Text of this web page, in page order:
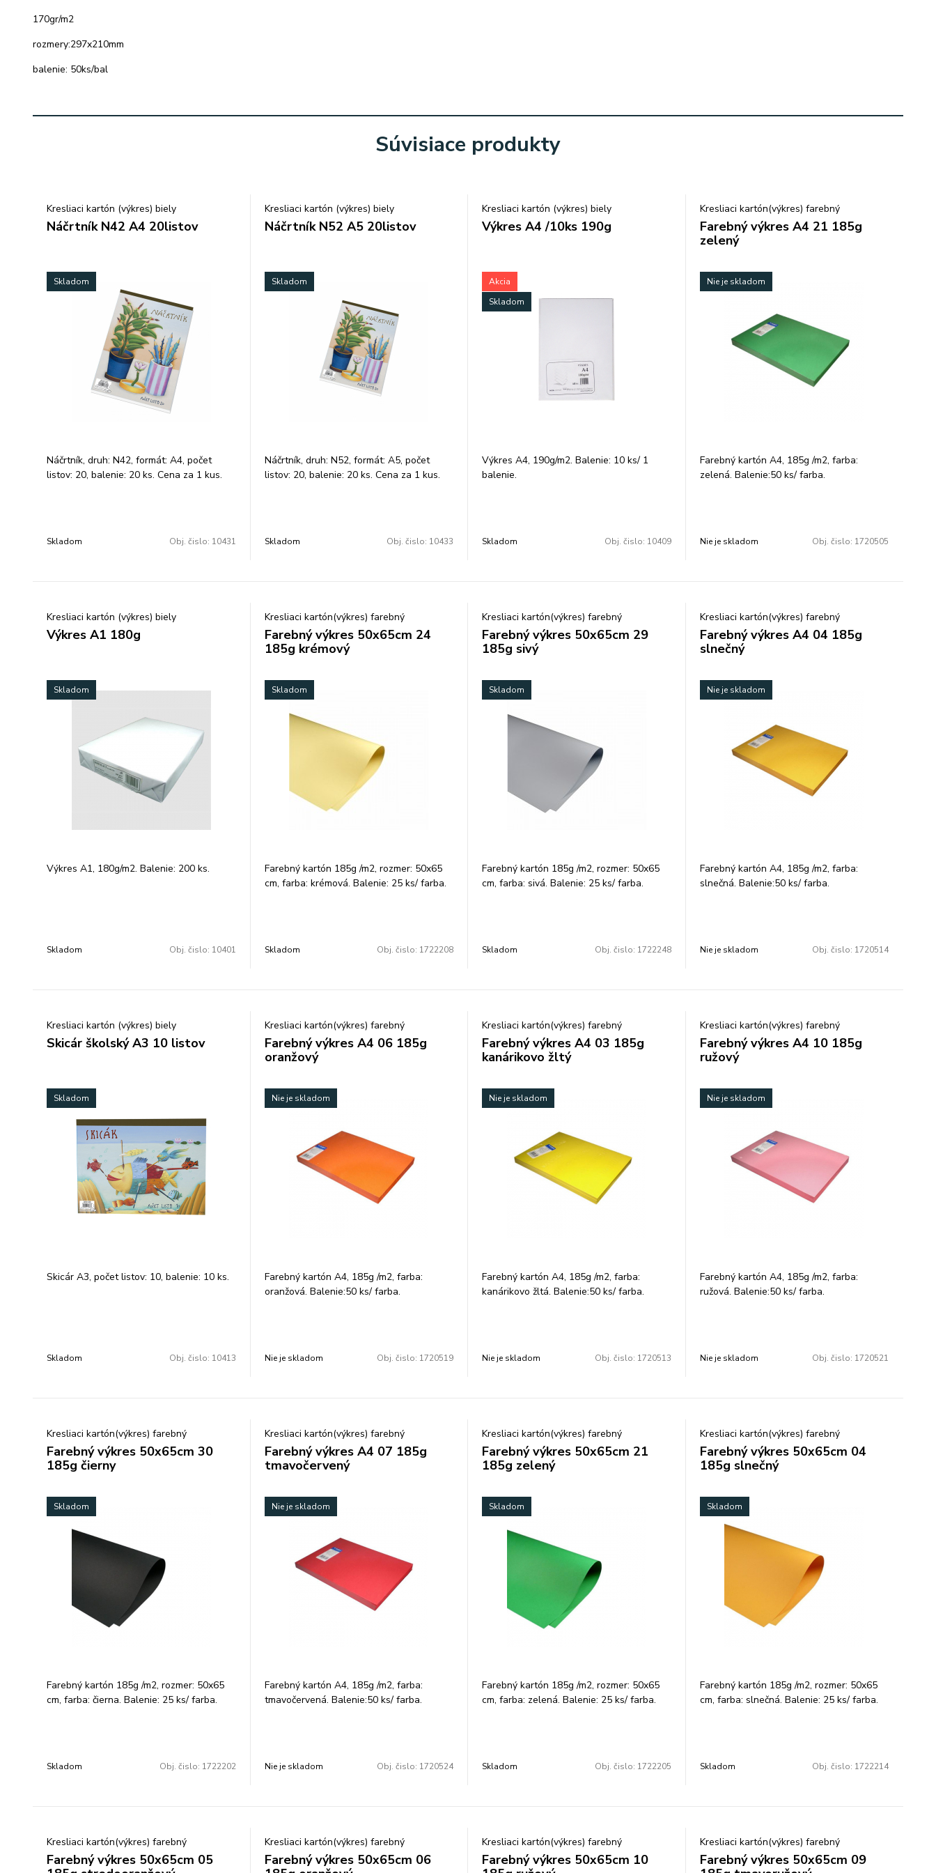
170gr/m2
rozmery:297x210mm
balenie: 50ks/bal
Súvisiace produkty
Kresliaci kartón (výkres) biely
Náčrtník N42 A4 20listov
Skladom
Náčrtník, druh: N42, formát: A4, počet
listov: 20, balenie: 20 ks. Cena za 1 kus.
Skladom Obj. čislo: 10431
Kresliaci kartón (výkres) biely
Náčrtník N52 A5 20listov
Skladom
Náčrtník, druh: N52, formát: A5, počet
listov: 20, balenie: 20 ks. Cena za 1 kus.
Skladom Obj. čislo: 10433
Kresliaci kartón (výkres) biely
Výkres A4 /10ks 190g
Akcia
Skladom
Výkres A4, 190g/m2. Balenie: 10 ks/ 1
balenie.
Skladom Obj. čislo: 10409
Kresliaci kartón(výkres) farebný
Farebný výkres A4 21 185g
zelený
Nie je skladom
Farebný kartón A4, 185g /m2, farba:
zelená. Balenie:50 ks/ farba.
Nie je skladom Obj. čislo: 1720505
Kresliaci kartón (výkres) biely
Výkres A1 180g
Skladom
Výkres A1, 180g/m2. Balenie: 200 ks.
Skladom Obj. čislo: 10401
Kresliaci kartón(výkres) farebný
Farebný výkres 50x65cm 24
185g krémový
Skladom
Farebný kartón 185g /m2, rozmer: 50x65
cm, farba: krémová. Balenie: 25 ks/ farba.
Skladom Obj. čislo: 1722208
Kresliaci kartón(výkres) farebný
Farebný výkres 50x65cm 29
185g sivý
Skladom
Farebný kartón 185g /m2, rozmer: 50x65
cm, farba: sivá. Balenie: 25 ks/ farba.
Skladom Obj. čislo: 1722248
Kresliaci kartón(výkres) farebný
Farebný výkres A4 04 185g
slnečný
Nie je skladom
Farebný kartón A4, 185g /m2, farba:
slnečná. Balenie:50 ks/ farba.
Nie je skladom Obj. čislo: 1720514
Kresliaci kartón (výkres) biely
Skicár školský A3 10 listov
Skladom
Skicár A3, počet listov: 10, balenie: 10 ks.
Skladom Obj. čislo: 10413
Kresliaci kartón(výkres) farebný
Farebný výkres A4 06 185g
oranžový
Nie je skladom
Farebný kartón A4, 185g /m2, farba:
oranžová. Balenie:50 ks/ farba.
Nie je skladom Obj. čislo: 1720519
Kresliaci kartón(výkres) farebný
Farebný výkres A4 03 185g
kanárikovo žltý
Nie je skladom
Farebný kartón A4, 185g /m2, farba:
kanárikovo žltá. Balenie:50 ks/ farba.
Nie je skladom Obj. čislo: 1720513
Kresliaci kartón(výkres) farebný
Farebný výkres A4 10 185g
ružový
Nie je skladom
Farebný kartón A4, 185g /m2, farba:
ružová. Balenie:50 ks/ farba.
Nie je skladom Obj. čislo: 1720521
Kresliaci kartón(výkres) farebný
Farebný výkres 50x65cm 30
185g čierny
Skladom
Farebný kartón 185g /m2, rozmer: 50x65
cm, farba: čierna. Balenie: 25 ks/ farba.
Skladom Obj. čislo: 1722202
Kresliaci kartón(výkres) farebný
Farebný výkres A4 07 185g
tmavočervený
Nie je skladom
Farebný kartón A4, 185g /m2, farba:
tmavočervená. Balenie:50 ks/ farba.
Nie je skladom Obj. čislo: 1720524
Kresliaci kartón(výkres) farebný
Farebný výkres 50x65cm 21
185g zelený
Skladom
Farebný kartón 185g /m2, rozmer: 50x65
cm, farba: zelená. Balenie: 25 ks/ farba.
Skladom Obj. čislo: 1722205
Kresliaci kartón(výkres) farebný
Farebný výkres 50x65cm 04
185g slnečný
Skladom
Farebný kartón 185g /m2, rozmer: 50x65
cm, farba: slnečná. Balenie: 25 ks/ farba.
Skladom Obj. čislo: 1722214
Kresliaci kartón(výkres) farebný
Farebný výkres 50x65cm 05
Kresliaci kartón(výkres) farebný
Farebný výkres 50x65cm 06
Kresliaci kartón(výkres) farebný
Farebný výkres 50x65cm 10
Kresliaci kartón(výkres) farebný
Farebný výkres 50x65cm 09